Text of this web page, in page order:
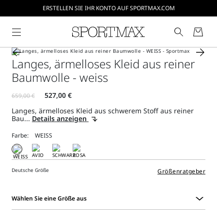
ERSTELLEN SIE IHR KONTO AUF SPORTMAX.COM
Langes, ärmelloses Kleid aus reiner
Baumwolle - weiss
Langes, ärmelloses Kleid aus schwerem Stoff aus reiner
Bau... Details anzeigen
Farbe:
Deutsche Größe Größenratgeber
Wählen Sie eine Größe aus